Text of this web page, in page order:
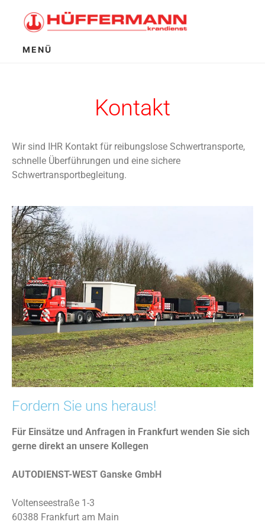
MENÜ
Kontakt
Wir sind IHR Kontakt für reibungslose Schwertransporte,
schnelle Überführungen und eine sichere
Schwertransportbegleitung.
Fordern Sie uns heraus!
Für Einsätze und Anfragen in Frankfurt wenden Sie sich
gerne direkt an unsere Kollegen
AUTODIENST-WEST Ganske GmbH
Voltenseestraße 1-3
60388 Frankfurt am Main